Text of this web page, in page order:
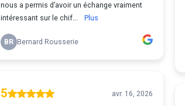
nous a permis d’avoir un échange vraiment
intéressant sur le chif...
Plus
BR Bernard Rousserie
5 avr. 16, 2026